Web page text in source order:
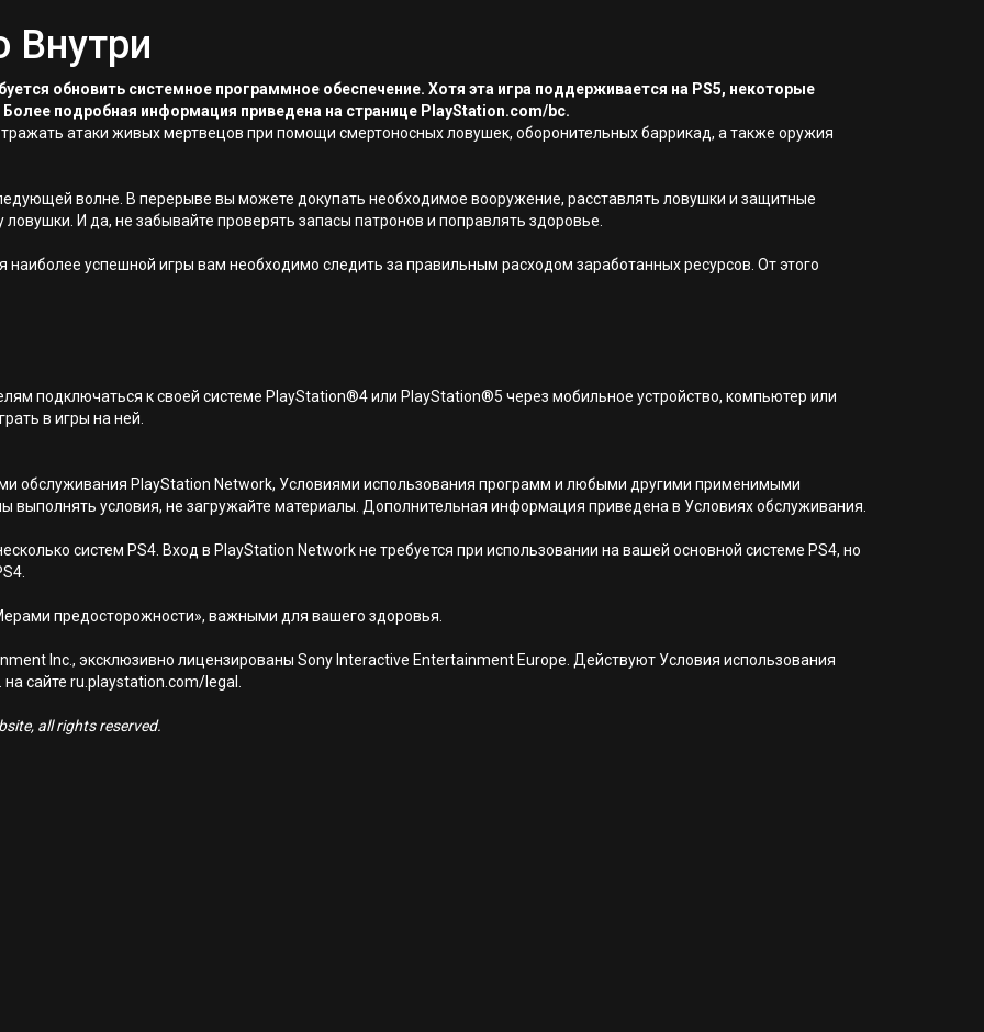
Внутри
обновить системное программное обеспечение. Хотя эта игра поддерживается на PS5, некоторые
подробная информация приведена на странице PlayStation.com/bc.
атаки живых мертвецов при помощи смертоносных ловушек, оборонительных баррикад, а также оружия
волне. В перерыве вы можете докупать необходимое вооружение, расставлять ловушки и защитные
И да, не забывайте проверять запасы патронов и поправлять здоровье.
успешной игры вам необходимо следить за правильным расходом заработанных ресурсов. От этого
подключаться к своей системе PlayStation®4 или PlayStation®5 через мобильное устройство, компьютер или
в игры на ней.
обслуживания PlayStation Network, Условиями использования программ и любыми другими применимыми
выполнять условия, не загружайте материалы. Дополнительная информация приведена в Условиях обслуживания.
систем PS4. Вход в PlayStation Network не требуется при использовании на вашей основной системе PS4, но
предосторожности», важными для вашего здоровья.
Inc., эксклюзивно лицензированы Sony Interactive Entertainment Europe. Действуют Условия использования
сайте ru.playstation.com/legal.
all rights reserved.